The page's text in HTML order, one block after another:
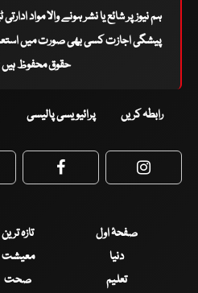
ہم نیوز پر شائع یا نشر ہونے والا مواد
پیشگی اجازت کسی بھی صورت میں
حقوق محفوظ ہیں ©
رابطہ کریں پرائیویسی پالیسی
Facebook
صفحۂ اول تازہ ترین
دنیا
معیشت
تعلیم
صحت